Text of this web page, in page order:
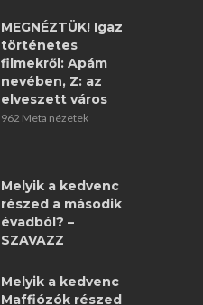
MEGNÉZTÜK! Igaz
történetes
filmekről: Apám
nevében, Z: az
elveszett város
962 Meta nézetek
Melyik a kedvenc
részed a második
évadból? –
SZAVAZZ
Melyik a kedvenc
Maffiózók részed